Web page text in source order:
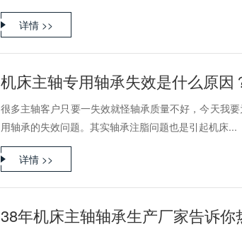
详情 >>
机床主轴专用轴承失效是什么原因
很多主轴客户只要一失效就怪轴承质量不好，今天我
用轴承的失效问题。其实轴承注脂问题也是引起机床...
详情 >>
38年机床主轴轴承生产厂家告诉你